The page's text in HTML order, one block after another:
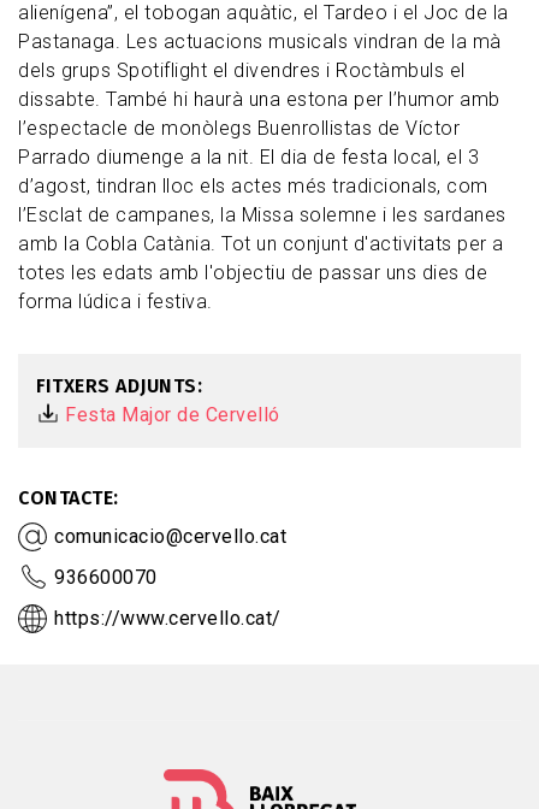
alienígena”, el tobogan aquàtic, el Tardeo i el Joc de la
Pastanaga. Les actuacions musicals vindran de la mà
dels grups Spotiflight el divendres i Roctàmbuls el
dissabte. També hi haurà una estona per l’humor amb
l’espectacle de monòlegs Buenrollistas de Víctor
Parrado diumenge a la nit. El dia de festa local, el 3
d’agost, tindran lloc els actes més tradicionals, com
l’Esclat de campanes, la Missa solemne i les sardanes
amb la Cobla Catània. Tot un conjunt d'activitats per a
totes les edats amb l'objectiu de passar uns dies de
forma lúdica i festiva.
FITXERS ADJUNTS
Festa Major de Cervelló
CONTACTE
comunicacio@cervello.cat
936600070
https://www.cervello.cat/